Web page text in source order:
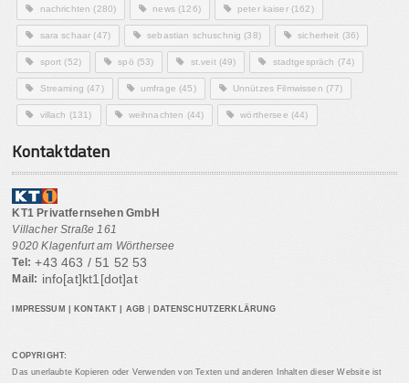
nachrichten (280) news(126) peter kaiser(162)
sara schaar (47) sebastian schuschnig (38) sicherheit (36)
sport (52) spö (53) st.veit(49) stadtgespräch (74)
Streaming (47) umfrage (45) Unnützes Filmwissen (77)
villach (131) weihnachten (44) wörthersee (44)
Kontaktdaten
KT1 Privatfernsehen GmbH
Villacher Straße 161
9020 Klagenfurt am Wörthersee
Tel: +43 463 / 51 52 53
Mail: info[at]kt1[dot]at
IMPRESSUM KONTAKT AGB DATENSCHUTZERKLÄRUNG
COPYRIGHT:
Das unerlaubte Kopieren oder Verwenden von Texten und anderen Inhalten dieser Website ist